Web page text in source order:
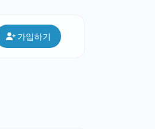
가입하기